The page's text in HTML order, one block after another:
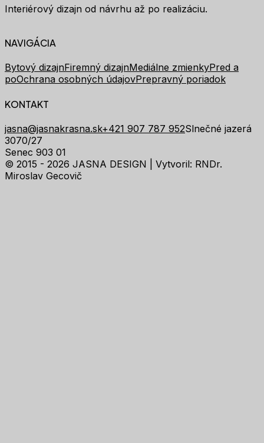
Interiérový dizajn od návrhu až po realizáciu.
NAVIGÁCIA
Bytový dizajnFiremný dizajnMediálne zmienkyPred a
poOchrana osobných údajovPrepravný poriadok
KONTAKT
jasna@jasnakrasna.sk+421 907 787 952Slnečné jazerá
3070/27
Senec 903 01
© 2015 - 2026 JASNA DESIGN | Vytvoril: RNDr.
Miroslav Gecovič